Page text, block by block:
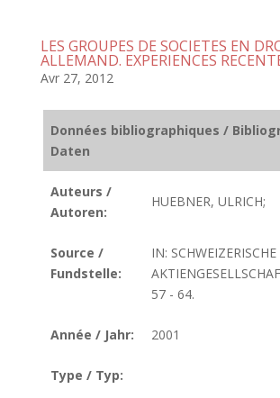
LES GROUPES DE SOCIETES EN
ALLEMAND. EXPERIENCES
Avr 27, 2012
Données bibliographiques /
Daten
Auteurs /
Autoren:
HUEBNER, ULRICH;
Source /
Fundstelle:
IN: SCHWEIZERISCHE
57 - 64.
Année / Jahr: 2001
Type / Typ: